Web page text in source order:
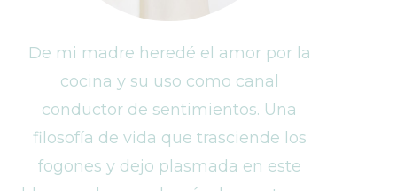
De mi madre heredé el amor por la
cocina y su uso como canal
conductor de sentimientos. Una
filosofía de vida que trasciende los
fogones y dejo plasmada en este